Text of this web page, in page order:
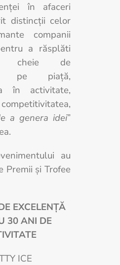
în afaceri
distincții celor
companii
a răsplăti
cheie de
pe piaţă,
în activitate,
a genera idei”
au
Premii și Trofee
EXCELENȚĂ
30 ANI DE
ICE